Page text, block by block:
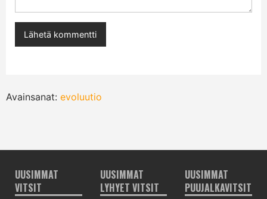
Avainsanat: evoluutio
UUSIMMAT
VITSIT
UUSIMMAT
LYHYET VITSIT
UUSIMMAT
PUUJALKAVITSIT